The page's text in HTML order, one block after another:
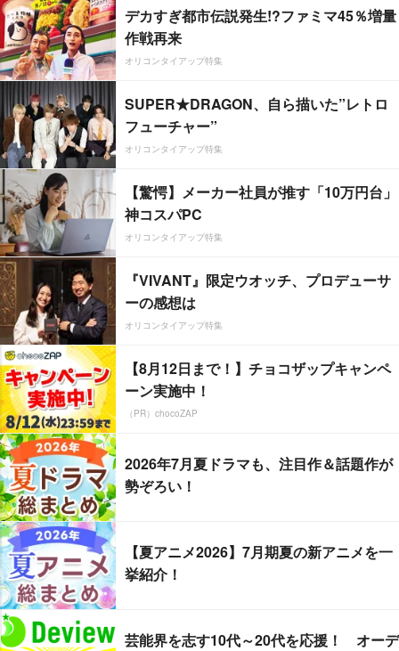
デカすぎ都市伝説発生!?ファミマ45％増量
作戦再来
オリコンタイアップ特集
SUPER★DRAGON、自ら描いた”レトロ
フューチャー”
オリコンタイアップ特集
【驚愕】メーカー社員が推す「10万円台」
神コスパPC
オリコンタイアップ特集
『VIVANT』限定ウオッチ、プロデューサ
ーの感想は
オリコンタイアップ特集
【8月12日まで！】チョコザップキャンペ
ーン実施中！
（PR）chocoZAP
2026年7月夏ドラマも、注目作＆話題作が
勢ぞろい！
【夏アニメ2026】7月期夏の新アニメを一
挙紹介！
芸能界を志す10代～20代を応援！ オーデ